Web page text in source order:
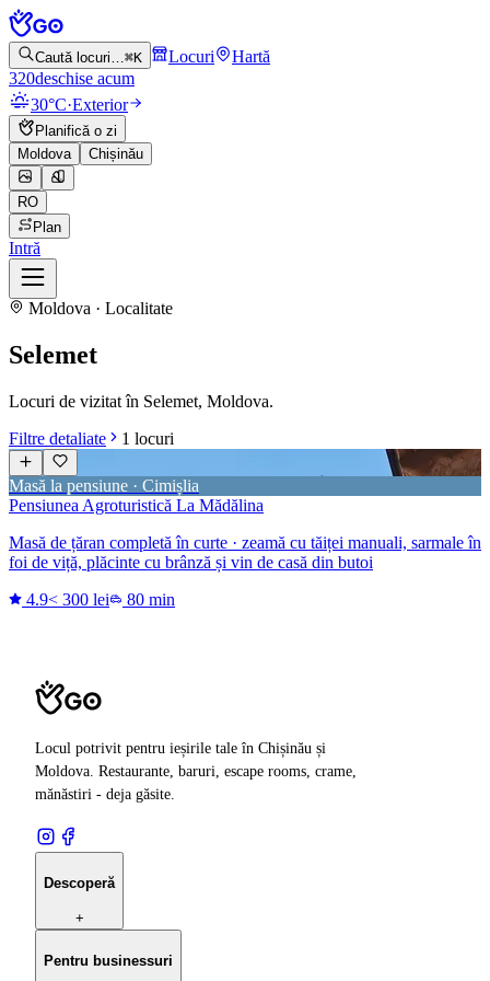
Caută locuri…⌘K Locuri
Hartă
320deschise acum
30°C·Exterior
Planifică o zi
Moldova
Chișinău
RO
Plan
Intră
Moldova · Localitate
Selemet
Locuri de vizitat în Selemet, Moldova.
Filtre detaliate
1 locuri
Masă la pensiune · Cimișlia
Pensiunea Agroturistică La Mădălina
Masă de țăran completă în curte · zeamă cu tăiței manuali, sarmale în
foi de viță, plăcinte cu brânză și vin de casă din butoi
4.9< 300 lei 80 min
Locul potrivit pentru ieșirile tale în Chișinău și
Moldova. Restaurante, baruri, escape rooms, crame,
mănăstiri - deja găsite.
Descoperă
+
Pentru businessuri